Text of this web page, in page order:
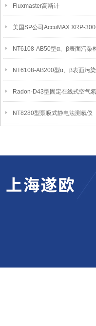
Fluxmaster高斯计
美国SP公司AccuMAX XRP-
NT6108-AB50型α、β表面污染
NT6108-AB200型α、β表面污
Radon-D43型固定在线式空气
NT8280型泵吸式静电法测氡仪